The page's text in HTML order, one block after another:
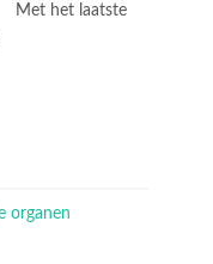
Met het laatste